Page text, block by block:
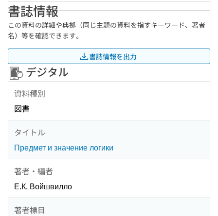
書誌情報
この資料の詳細や典拠（同じ主題の資料を指すキーワード、著者
名）等を確認できます。
書誌情報を出力
デジタル
資料種別
図書
タイトル
Предмет и значение логики
著者・編者
Е.К. Войшвилло
著者標目